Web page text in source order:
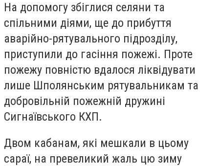
На допомогу збіглися селяни та
спільними діями, ще до прибуття
аварійно-рятувального підрозділу,
приступили до гасіння пожежі. Проте
пожежу повністю вдалося ліквідувати
лише Шполянським рятувальникам та
добровільній пожежній дружині
Сигнаївського КХП.
Двом кабанам, які мешкали в цьому
сараї, на превеликий жаль цю зиму